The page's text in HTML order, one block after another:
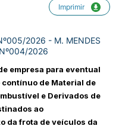
Imprimir
2026 - M. MENDES
2026
empresa para eventual
de Material de
e Derivados de
ao
da frota de veículos da